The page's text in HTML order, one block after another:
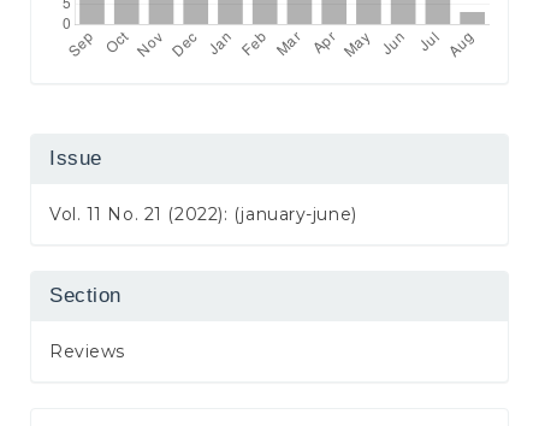
Issue
Vol. 11 No. 21 (2022): (january-june)
Section
Reviews